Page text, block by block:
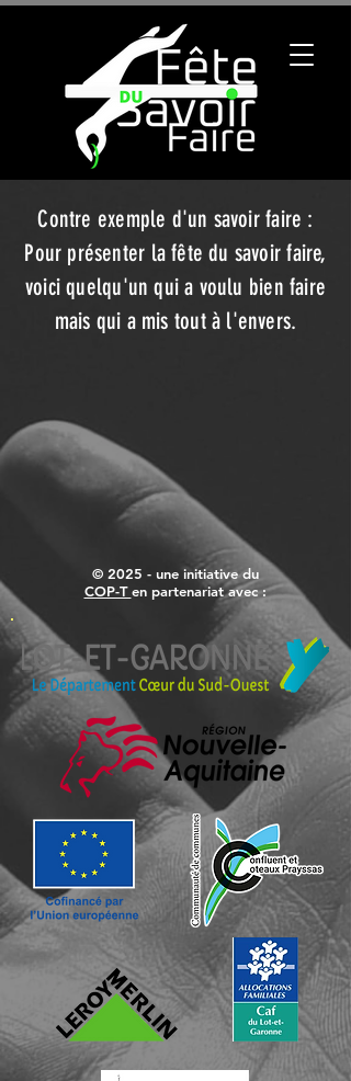
Contre exemple d'un savoir faire :
Pour présenter la fête du savoir faire,
voici quelqu'un qui a voulu bien faire
mais qui a mis tout à l'envers.
© 2025 - une initiative du
COP-Ten partenariat avec :